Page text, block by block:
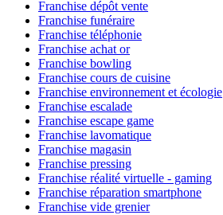
Franchise dépôt vente
Franchise funéraire
Franchise téléphonie
Franchise achat or
Franchise bowling
Franchise cours de cuisine
Franchise environnement et écologie
Franchise escalade
Franchise escape game
Franchise lavomatique
Franchise magasin
Franchise pressing
Franchise réalité virtuelle - gaming
Franchise réparation smartphone
Franchise vide grenier